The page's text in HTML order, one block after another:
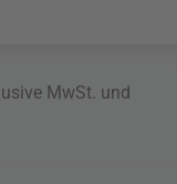
MwSt. und